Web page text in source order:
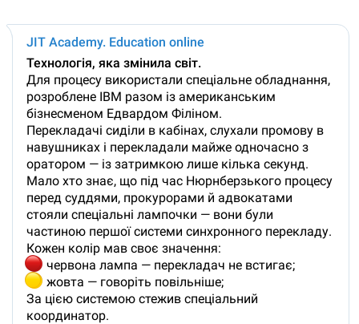
JIT Academy. Education online
Технологія, яка змінила світ.
Для процесу використали спеціальне обладнання,
розроблене IBM разом із американським
бізнесменом Едвардом Філіном.
Перекладачі сиділи в кабінах, слухали промову в
навушниках і перекладали майже одночасно з
оратором — із затримкою лише кілька секунд.
Мало хто знає, що під час Нюрнберзького процесу
перед суддями, прокурорами й адвокатами
стояли спеціальні лампочки — вони були
частиною першої системи синхронного перекладу.
Кожен колір мав своє значення:
червона лампа — перекладач не встигає;
жовта — говоріть повільніше;
За цією системою стежив спеціальний
координатор.